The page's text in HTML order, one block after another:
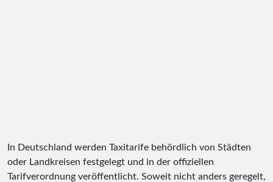
In Deutschland werden Taxitarife behördlich von Städten
oder Landkreisen festgelegt und in der offiziellen
Tarifverordnung veröffentlicht. Soweit nicht anders geregelt,